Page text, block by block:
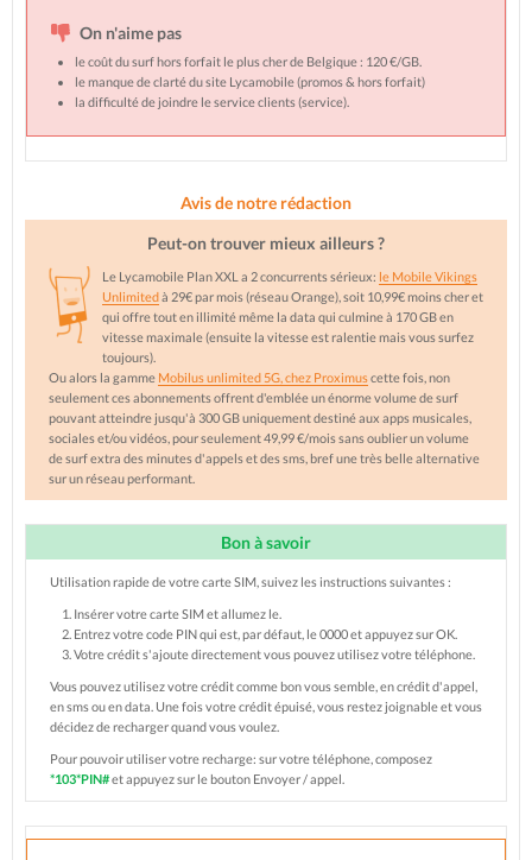
On n'aime pas
le coût du surf hors forfait le plus cher de Belgique : 120 €/GB.
le manque de clarté du site Lycamobile (promos & hors forfait)
la difficulté de joindre le service clients (service).
Avis de notre rédaction
Peut-on trouver mieux ailleurs ?
Le Lycamobile Plan XXL a 2 concurrents sérieux: le Mobile Vikings
Unlimitedà 29€ par mois (réseau Orange), soit 10,99€ moins cher et
qui offre tout en illimité même la data qui culmine à 170 GB en
vitesse maximale (ensuite la vitesse est ralentie mais vous surfez
toujours).
Ou alors la gamme Mobilus unlimited 5G, chez Proximuscette fois, non
seulement ces abonnements offrent d'emblée un énorme volume de surf
pouvant atteindre jusqu'à 300 GB uniquement destiné aux apps musicales,
sociales et/ou vidéos, pour seulement 49,99 €/mois sans oublier un volume
de surf extra des minutes d'appels et des sms, bref une très belle alternative
sur un réseau performant.
Bon à savoir
Utilisation rapide de votre carte SIM, suivez les instructions suivantes :
Insérer votre carte SIM et allumez le.
Entrez votre code PIN qui est, par défaut, le 0000 et appuyez sur OK.
Votre crédit s'ajoute directement vous pouvez utilisez votre téléphone.
Vous pouvez utilisez votre crédit comme bon vous semble, en crédit d'appel,
en sms ou en data. Une fois votre crédit épuisé, vous restez joignable et vous
décidez de recharger quand vous voulez.
Pour pouvoir utiliser votre recharge: sur votre téléphone, composez
*103*PIN#et appuyez sur le bouton Envoyer / appel.